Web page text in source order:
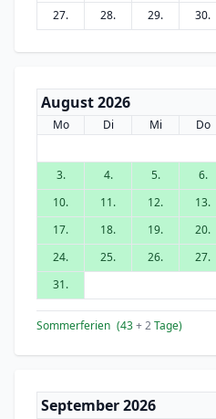
27.
28. 29. 30.
August 2026
Mo Di Mi Do
3.
4. 5. 6.
10.
11. 12. 13.
17.
18. 19. 20.
24.
25. 26. 27.
31.
Sommerferien (43+ 2Tage)
September 2026